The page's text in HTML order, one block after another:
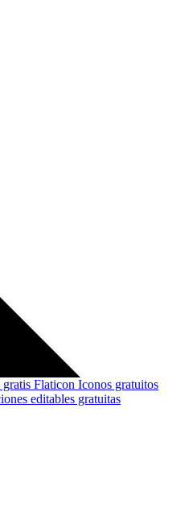
gratis Flaticon Iconos gratuitos
editables gratuitas